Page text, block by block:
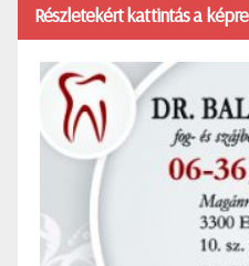
Részletekért kattintás a képre